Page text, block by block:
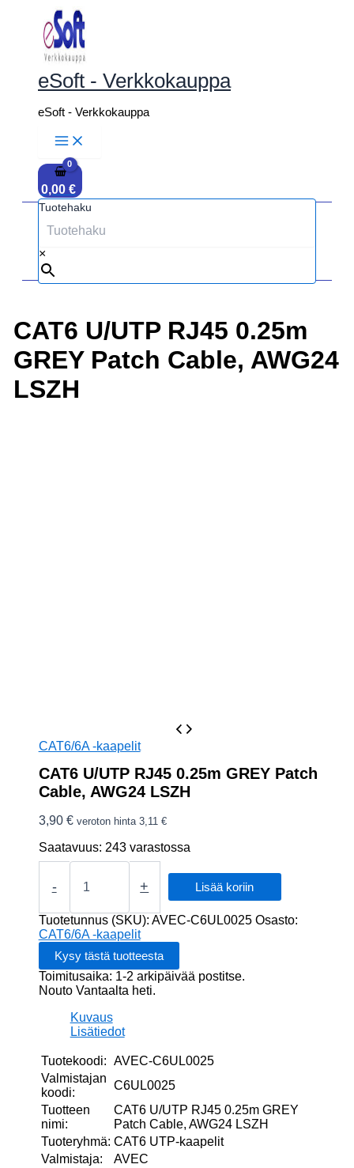
sisältöön
eSoft - Verkkokauppa
eSoft - Verkkokauppa
0,00 €
Tuotehaku
×
CAT6 U/UTP RJ45 0.25m
GREY Patch Cable, AWG24
LSZH
CAT6/6A -kaapelit
CAT6 U/UTP RJ45 0.25m GREY Patch
Cable, AWG24 LSZH
3,90 € veroton hinta 3,11 €
Saatavuus: 243 varastossa
-
0.25m
GREY
Patch
Cable,
AWG24
LSZH
+ Lisää koriin
Tuotetunnus (SKU): AVEC-C6UL0025 Osasto:
CAT6/6A -kaapelit
Toimitusaika: 1-2 arkipäivää postitse.
Nouto Vantaalta heti.
Kuvaus
Lisätiedot
Tuotekoodi: AVEC-C6UL0025
Valmistajan
koodi:
C6UL0025
Tuotteen
nimi:
CAT6 U/UTP RJ45 0.25m GREY
Patch Cable, AWG24 LSZH
Tuoteryhmä: CAT6 UTP-kaapelit
Valmistaja:
AVEC